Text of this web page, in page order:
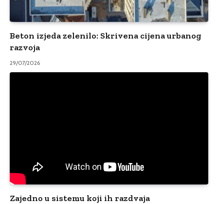
Beton izjeda zelenilo: Skrivena cijena urbanog
razvoja
29/07/2026
Zajedno u sistemu koji ih razdvaja